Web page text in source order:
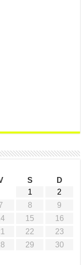
S
D
1
2
8
9
15
16
22
23
29
30